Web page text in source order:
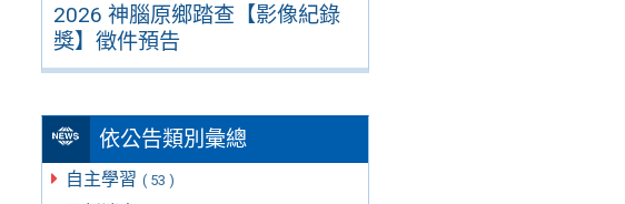
2026 神腦原鄉踏查【影像紀錄
獎】徵件預告
依公告類別彙總
自主學習 ( 53 )